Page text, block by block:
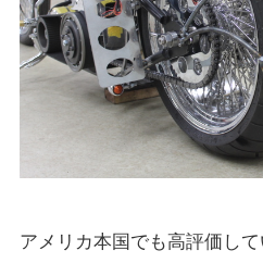
アメリカ本国でも高評価し